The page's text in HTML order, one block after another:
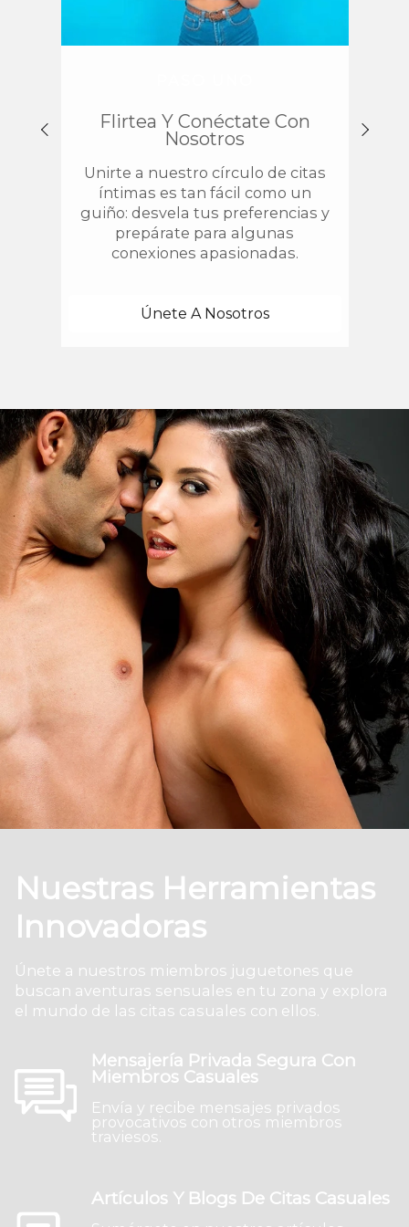
Flirtea Y Conéctate Con
Nosotros
Unirte a nuestro círculo de citas
íntimas es tan fácil como un
guiño: desvela tus preferencias y
prepárate para algunas
conexiones apasionadas.
Únete A Nosotros
Nuestras Herramientas
Innovadoras
Únete a nuestros miembros juguetones que
buscan aventuras sensuales en tu zona y explora
el mundo de las citas casuales con ellos.
Mensajería Privada Segura Con
Miembros Casuales
Envía y recibe mensajes privados
provocativos con otros miembros
traviesos.
Artículos Y Blogs De Citas Casuales